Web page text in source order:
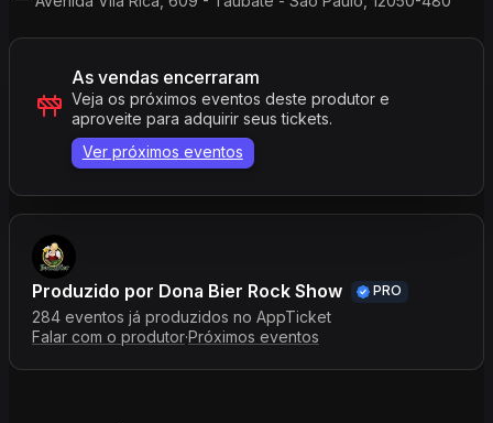
Produzido por Dona Bier Rock Show PRO
284 eventos já produzidos no AppTicket
Falar com o produtor·Próximos eventos
As vendas encerraram
Veja os próximos eventos deste produtor e
aproveite para adquirir seus tickets.
Ver próximos eventos